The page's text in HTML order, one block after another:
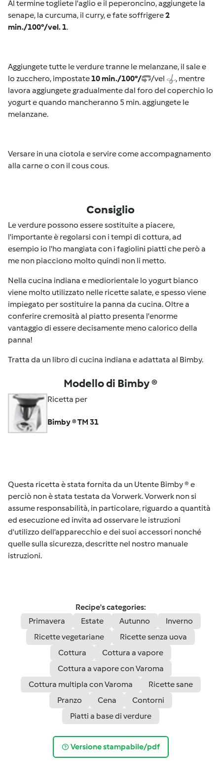
Al termine togliete l'aglio e il peperoncino, aggiungete la
senape, la curcuma, il curry, e fate soffrigere2
min./100°/vel. 1.
Aggiungete tutte le verdure tranne le melanzane, il sale e
lo zucchero, impostate 10 min./100°/ /vel
, mentre
lavora aggiungete gradualmente dal foro del coperchio lo
yogurt e quando mancheranno 5 min. aggiungete le
melanzane.
Versare in una ciotola e servire come accompagnamento
alla carne o con il cous cous.
Consiglio
Le verdure possono essere sostituite a piacere,
l'importante è regolarsi con i tempi di cottura, ad
esempio io l'ho mangiata con i fagiolini piatti che però a
me non piacciono molto quindi non li metto.
Nella cucina indiana e mediorientale lo yogurt bianco
viene molto utilizzato nelle ricette salate, e spesso viene
impiegato per sostituire la panna da cucina. Oltre a
conferire cremosità al piatto presenta l'enorme
vantaggio di essere decisamente meno calorico della
panna!
Tratta da un libro di cucina indiana e adattata al Bimby.
Modello di Bimby ®
Ricetta per
Bimby ® TM 31
Questa ricetta è stata fornita da un Utente Bimby ® e
perciò non è stata testata da Vorwerk. Vorwerk non si
assume responsabilità, in particolare, riguardo a quantità
ed esecuzione ed invita ad osservare le istruzioni
d'utilizzo dell’apparecchio e dei suoi accessori nonché
quelle sulla sicurezza, descritte nel nostro manuale
istruzioni.
Recipe's categories:
Primavera
Estate Autunno
Inverno
Ricette vegetariane
Ricette senza uova
Cottura
Cottura a vapore
Cottura a vapore con Varoma
Cottura multipla con Varoma
Ricette sane
Pranzo
Cena
Contorni
Piatti a base di verdure
Versione stampabile/pdf